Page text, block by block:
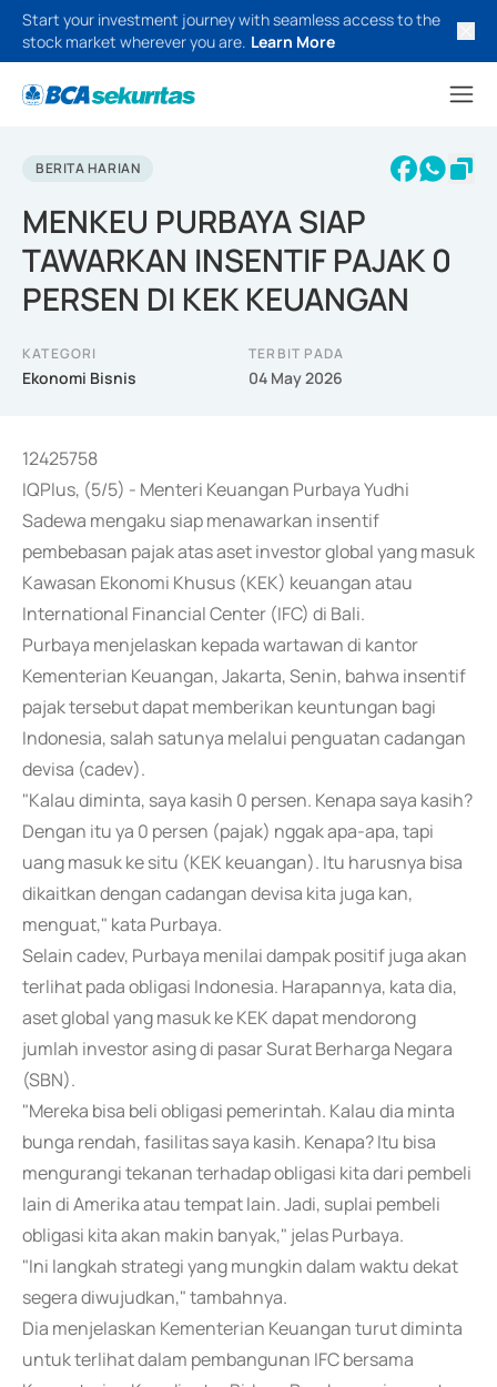
Start your investment journey with seamless access to the
stock market wherever you are. Learn More
BERITA HARIAN
MENKEU PURBAYA SIAP
TAWARKAN INSENTIF PAJAK 0
PERSEN DI KEK KEUANGAN
KATEGORI
Ekonomi Bisnis
TERBIT PADA
04 May 2026
12425758
IQPlus, (5/5) - Menteri Keuangan Purbaya Yudhi
Sadewa mengaku siap menawarkan insentif
pembebasan pajak atas aset investor global yang masuk
Kawasan Ekonomi Khusus (KEK) keuangan atau
International Financial Center (IFC) di Bali.
Purbaya menjelaskan kepada wartawan di kantor
Kementerian Keuangan, Jakarta, Senin, bahwa insentif
pajak tersebut dapat memberikan keuntungan bagi
Indonesia, salah satunya melalui penguatan cadangan
devisa (cadev).
"Kalau diminta, saya kasih 0 persen. Kenapa saya kasih?
Dengan itu ya 0 persen (pajak) nggak apa-apa, tapi
uang masuk ke situ (KEK keuangan). Itu harusnya bisa
dikaitkan dengan cadangan devisa kita juga kan,
menguat," kata Purbaya.
Selain cadev, Purbaya menilai dampak positif juga akan
terlihat pada obligasi Indonesia. Harapannya, kata dia,
aset global yang masuk ke KEK dapat mendorong
jumlah investor asing di pasar Surat Berharga Negara
(SBN).
"Mereka bisa beli obligasi pemerintah. Kalau dia minta
bunga rendah, fasilitas saya kasih. Kenapa? Itu bisa
mengurangi tekanan terhadap obligasi kita dari pembeli
lain di Amerika atau tempat lain. Jadi, suplai pembeli
obligasi kita akan makin banyak," jelas Purbaya.
"Ini langkah strategi yang mungkin dalam waktu dekat
segera diwujudkan," tambahnya.
Dia menjelaskan Kementerian Keuangan turut diminta
untuk terlihat dalam pembangunan IFC bersama